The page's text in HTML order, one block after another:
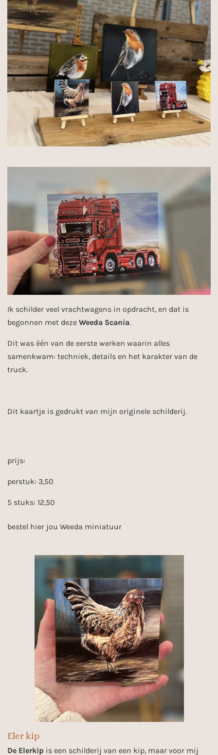
Ik schilder veel vrachtwagens in opdracht, en dat is
begonnen met deze Weeda Scania.
Dit was één van de eerste werken waarin alles
samenkwam: techniek, details en het karakter van de
truck.
Dit kaartje is gedrukt van mijn originele schilderij.
prijs:
perstuk: 3,50
5 stuks: 12,50
bestel hier jou Weeda miniatuur
Eler kip
De Elerkip is een schilderij van een kip, maar voor mij